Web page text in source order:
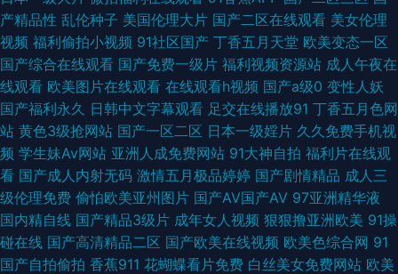
电影 av大片网站 欧美日韩综合不 91精品影视区 美女精油按摩一 一级视频在
线看 狠狠撸88 羞羞漫画sss 国产卡一卡二卡三卡 探花丝袜爱爱 电影资源网
站大全 日韩三级片网址 成全视频免费高清观看在线动漫 国产乱子伦露脸在
线 男人皇宫 国产欧美日韩另类专区 亚洲日韩va中文 国产亚洲精品欧洲在线
视频 无线在线播放 国产69精品麻豆 日韩高清色图 草莓视频免费观看 欧美中
文视频 91海角社区在线 乌克兰肥 国产主播直播在线观看 午夜男人的天堂 国
产精品性 乱伦种子 美国伦理大片 国产二区在线观看 美女伦理
视频 福利偷拍小视频 91社区国产 丁香五月天堂 欧美变态一区
国产综合在线观看 国产免费一级片 福利视频资源站 成人午夜在
线观看 欧美图片在线观看 在线观看h视频 国产a级0 变性人妖
国产福利永久 日韩中文字幕观看 足交在线播放91 丁香五月色网
站 黄色3级抢网站 国产一区二区 日本一级婬片 久久免费手机视
频 学生妹Av网站 亚洲人成免费网站 91大神自拍 福利片在线观
看 国产成人内射无码 激情五月极品婷婷 国产剧情精品 成人三
级伦理免费 偷怕欧美亚州图片 国产AV国产AV 97亚洲精华液
国内精自线 国产精品3级片 成年女人视频 狠狠撸亚洲欧美 91操
碰在线 国产高清精品二区 国产欧美在线视频 欧美色综合网 91
国产自拍偷拍 香蕉911 花蝴蝶看片免费 白丝美女免费网站 欧美